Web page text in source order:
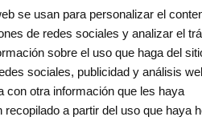
se usan para personalizar el
de redes sociales y analizar el
sobre el uso que haga del
sociales, publicidad y análisis
con otra información que les haya
recopilado a partir del uso que haya
Blog
lo que necesitas